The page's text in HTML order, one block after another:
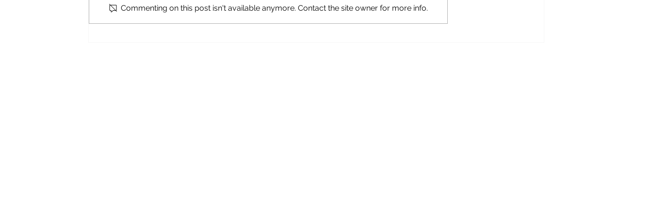
Commenting on this post isn't available anymore. Contact the site owner for more info.